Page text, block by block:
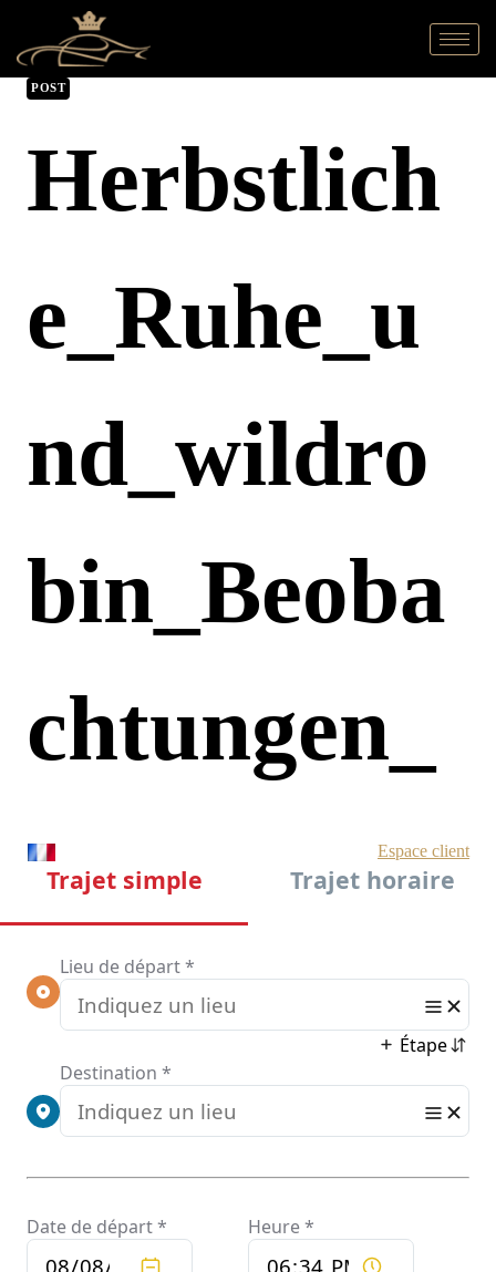
POST
Herbstlich
E_Ruhe_u
Nd_wildro
Bin_Beoba
Chtungen_
Wie_sich_d
Ie_Gefiede
Rpracht_ve